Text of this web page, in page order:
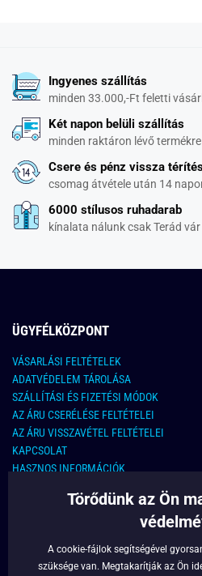
Ingyenes szállítás
minden 33.000,-Ft feletti
Két napon belüli szállítás
minden raktáron lévő
Csere és pénz vissza
csomag átvétele után 14
6000 stílusos ruhadarab
kínalata nálunk csak Terád vár
ÜGYFÉLKÖZPONT
VÁSARLÁSI FELTÉTELEK
ADATVÉDELEM TÁROLÁSA
SZÁLLÍTÁSI ÉS FIZETÉSI MÓDOK
AZ ÁRU CSERÉLÉSE FELTÉTELEI
AZ ÁRU VISSZAVÉTEL FELTÉTELEI
KAPCSOLAT
HASZNOS INFORMÁCIÓK
KAPCSOLAT
info@legyferfi.hu
Törődünk az Ön
A cookie-fájlok segítségével
szüksége van. Megtakarítják az Ön